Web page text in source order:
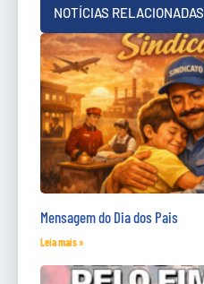
NOTÍCIAS RELACIONADAS
Mensagem do Dia dos Pais
Leia mais »